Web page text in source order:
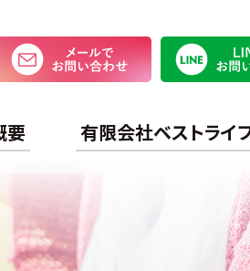
要 有限会社ベストライ
メールで